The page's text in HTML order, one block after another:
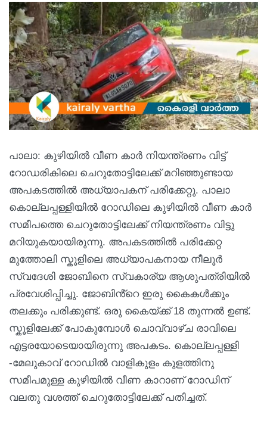
പാലാ: കുഴിയിൽ വീണ കാർ നിയന്ത്രണം വിട്ട്
റോഡരികിലെ ചെറുതോട്ടിലേക്ക് മറിഞ്ഞുണ്ടായ
അപകടത്തിൽ അധ്യാപകന് പരിക്കേറ്റു. പാലാ
കൊല്ലപ്പള്ളിയിൽ റോഡിലെ കുഴിയിൽ വീണ കാർ
സമീപത്തെ ചെറുതോട്ടിലേക്ക് നിയന്ത്രണം വിട്ടു
മറിയുകയായിരുന്നു. അപകടത്തിൽ പരിക്കേറ്റ
മുത്തോലി സ്കൂളിലെ അധ്യാപകനായ നീലൂർ
സ്വദേശി ജോബിനെ സ്വകാര്യ ആശുപത്രിയിൽ
പ്രവേശിപ്പിച്ചു. ജോബിൻ്റെ ഇരു കൈകൾക്കും
തലക്കും പരിക്കുണ്ട്. ഒരു കൈയ്ക്ക് 18 തുന്നൽ ഉണ്ട്.
സ്കൂളിലേക്ക് പോകുമ്പോൾ ചൊവ്വാഴ്ച രാവിലെ
എട്ടരയോടെയായിരുന്നു അപകടം. കൊല്ലപ്പള്ളി
-മേലുകാവ് റോഡിൽ വാളികുളം കുളത്തിനു
സമീപമുള്ള കുഴിയിൽ വീണ കാറാണ് റോഡിന്
വലതു വശത്ത് ചെറുതോട്ടിലേക്ക് പതിച്ചത്.